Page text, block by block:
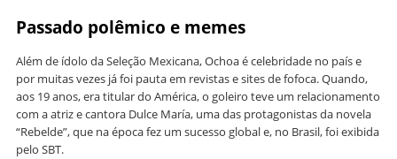
Passado polêmico e memes
Além de ídolo da Seleção Mexicana, Ochoa é celebridade no país e
por muitas vezes já foi pauta em revistas e sites de fofoca. Quando,
aos 19 anos, era titular do América, o goleiro teve um relacionamento
com a atriz e cantora Dulce María, uma das protagonistas da novela
“Rebelde”, que na época fez um sucesso global e, no Brasil, foi exibida
pelo SBT.